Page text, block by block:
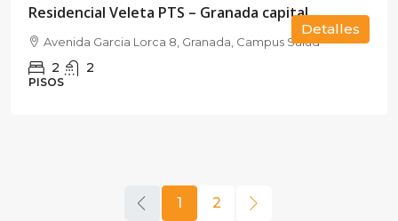
Residencial Veleta PTS – Granada capital
Avenida Garcia Lorca 8, Granada, Campus Salud
2 2
PISOS
Detalles
1 2